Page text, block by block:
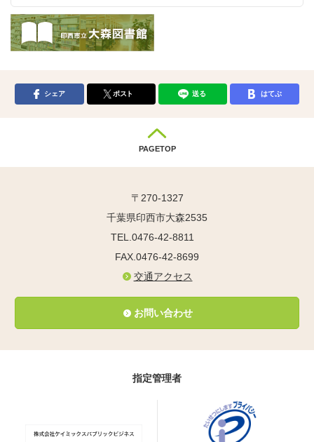
シェア ポスト 送る はてぶ
PAGETOP
〒270-1327
千葉県印西市大森2535
TEL.0476-42-8811
FAX.0476-42-8699
交通アクセス
お問い合わせ
指定管理者